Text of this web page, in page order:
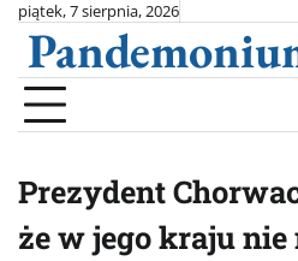
Skip
content
piątek, 7 sierpnia, 2026
Prezydent
że w jego kraju